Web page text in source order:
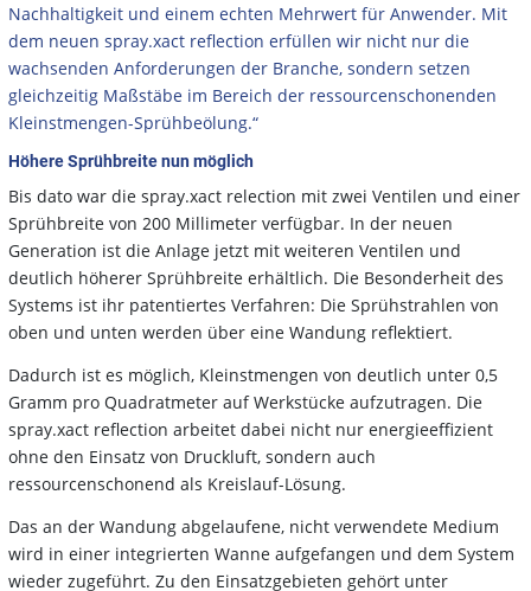
Nachhaltigkeit und einem echten Mehrwert für Anwender. Mit
dem neuen spray.xact reflection erfüllen wir nicht nur die
wachsenden Anforderungen der Branche, sondern setzen
gleichzeitig Maßstäbe im Bereich der ressourcenschonenden
Kleinstmengen-Sprühbeölung.“
Höhere Sprühbreite nun möglich
Bis dato war die spray.xact relection mit zwei Ventilen und einer
Sprühbreite von 200 Millimeter verfügbar. In der neuen
Generation ist die Anlage jetzt mit weiteren Ventilen und
deutlich höherer Sprühbreite erhältlich. Die Besonderheit des
Systems ist ihr patentiertes Verfahren: Die Sprühstrahlen von
oben und unten werden über eine Wandung reflektiert.
Dadurch ist es möglich, Kleinstmengen von deutlich unter 0,5
Gramm pro Quadratmeter auf Werkstücke aufzutragen. Die
spray.xact reflection arbeitet dabei nicht nur energieeffizient
ohne den Einsatz von Druckluft, sondern auch
ressourcenschonend als Kreislauf-Lösung.
Das an der Wandung abgelaufene, nicht verwendete Medium
wird in einer integrierten Wanne aufgefangen und dem System
wieder zugeführt. Zu den Einsatzgebieten gehört unter